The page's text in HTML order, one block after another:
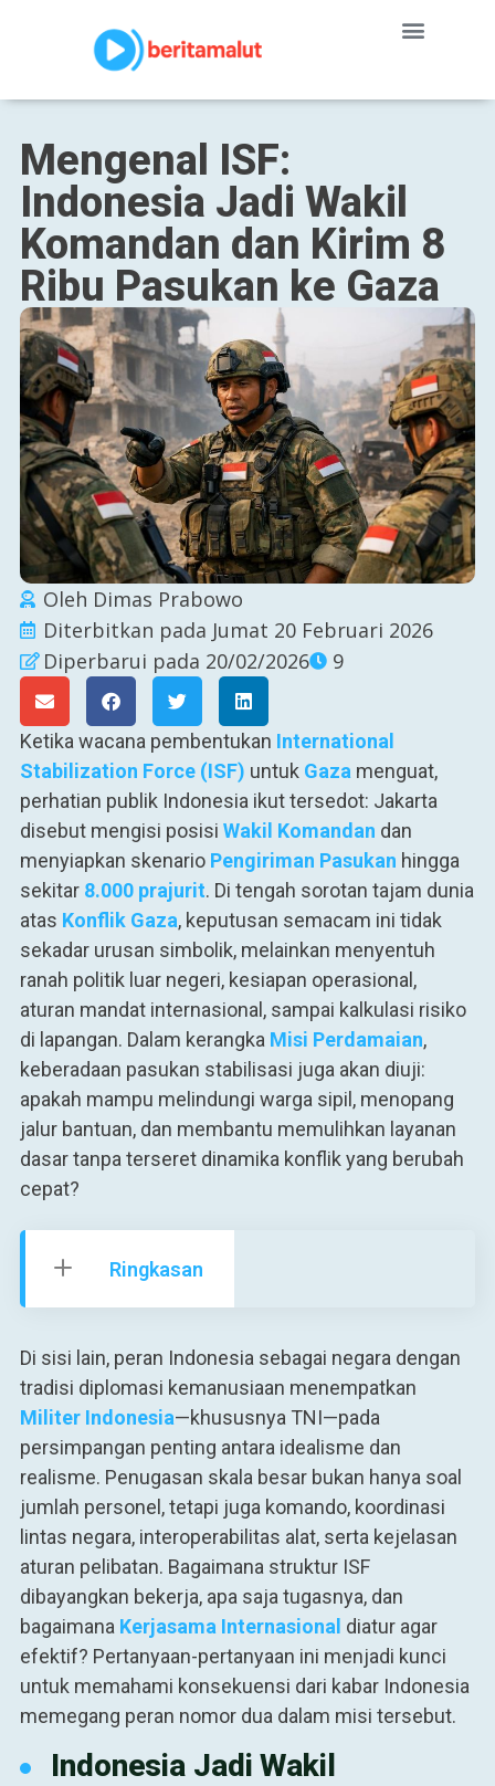
Mengenal ISF:
Indonesia Jadi Wakil
Komandan dan Kirim 8
Ribu Pasukan ke Gaza
Oleh Dimas Prabowo
Diterbitkan pada Jumat 20 Februari 2026
Diperbarui pada 20/02/2026
9
Ketika wacana pembentukan International
Stabilization Force (ISF) untuk Gaza menguat,
perhatian publik Indonesia ikut tersedot: Jakarta
disebut mengisi posisi Wakil Komandan dan
menyiapkan skenario Pengiriman Pasukan hingga
sekitar 8.000 prajurit. Di tengah sorotan tajam dunia
atas Konflik Gaza, keputusan semacam ini tidak
sekadar urusan simbolik, melainkan menyentuh
ranah politik luar negeri, kesiapan operasional,
aturan mandat internasional, sampai kalkulasi risiko
di lapangan. Dalam kerangka Misi Perdamaian,
keberadaan pasukan stabilisasi juga akan diuji:
apakah mampu melindungi warga sipil, menopang
jalur bantuan, dan membantu memulihkan layanan
dasar tanpa terseret dinamika konflik yang berubah
cepat?
Ringkasan
Di sisi lain, peran Indonesia sebagai negara dengan
tradisi diplomasi kemanusiaan menempatkan
Militer Indonesia—khususnya TNI—pada
persimpangan penting antara idealisme dan
realisme. Penugasan skala besar bukan hanya soal
jumlah personel, tetapi juga komando, koordinasi
lintas negara, interoperabilitas alat, serta kejelasan
aturan pelibatan. Bagaimana struktur ISF
dibayangkan bekerja, apa saja tugasnya, dan
bagaimana Kerjasama Internasional diatur agar
efektif? Pertanyaan-pertanyaan ini menjadi kunci
untuk memahami konsekuensi dari kabar Indonesia
memegang peran nomor dua dalam misi tersebut.
Indonesia Jadi Wakil